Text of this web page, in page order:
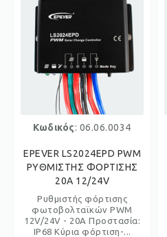
Κωδικός: 06.06.0034
EPEVER LS2024EPD PWM
ΡΥΘΜΙΣΤΗΣ ΦΟΡΤΙΣΗΣ
20A 12/24V
Ρυθμιστής φόρτισης
φωτοβολταϊκών PWM
12V/24V - 20A Προστασία:
IP68 Κύρια φόρτιση-...